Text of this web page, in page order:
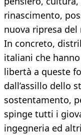
rinascimento,
nuova ripresa del
In concreto,
italiani che
libertà a queste
dall’assillo dello
sostentamento,
spinge tutti i
ingegneria ed